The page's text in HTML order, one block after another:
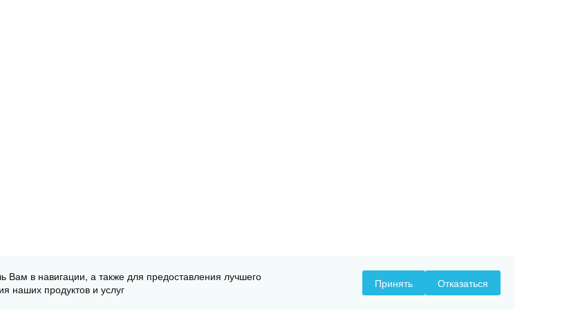
Вам в навигации, а также для предоставления лучшего
наших продуктов и услуг
Принять Отказаться